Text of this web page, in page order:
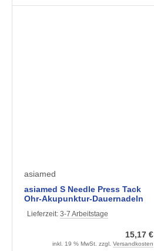
asiamed
asiamed S Needle Press Tack
Ohr-Akupunktur-Dauernadeln
Lieferzeit: 3-7 Arbeitstage
15,17 €
inkl. 19 % MwSt. zzgl. Versandkosten